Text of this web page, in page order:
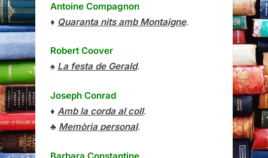
Antoine Compagnon
♦ Quaranta nits amb Montaigne.
Robert Coover
♠ La festa de Gerald.
Joseph Conrad
♦ Amb la corda al coll.
♣ Memòria personal.